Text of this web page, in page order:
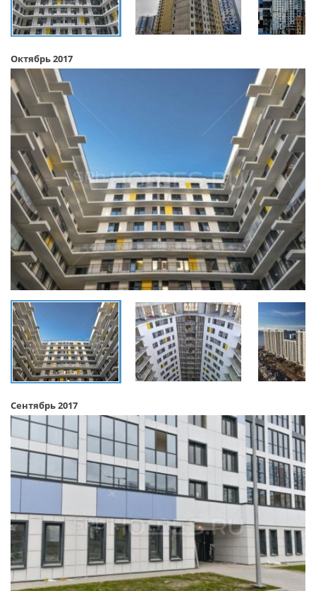
Октябрь 2017
Сентябрь 2017